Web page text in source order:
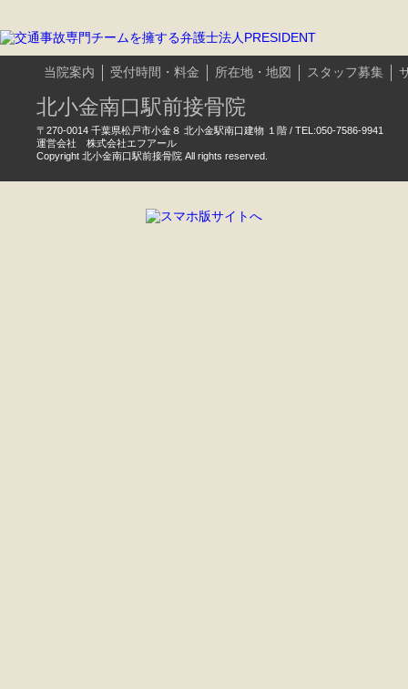
当院案内 受付時間・料金 所在地・地図 スタッフ募集
北小金南口駅前接骨院
〒270-0014 千葉県松戸市小金８ 北小金駅南口建物 １階 / TEL:050-7586-9941
運営会社 株式会社エフアール
Copyright 北小金南口駅前接骨院 All rights reserved.